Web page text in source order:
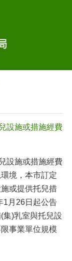
設施或措施經費
設施或措施經費
境，本市訂定
或提供托兒措
1月26日起公告
集)乳室與托兒設
事業單位規模